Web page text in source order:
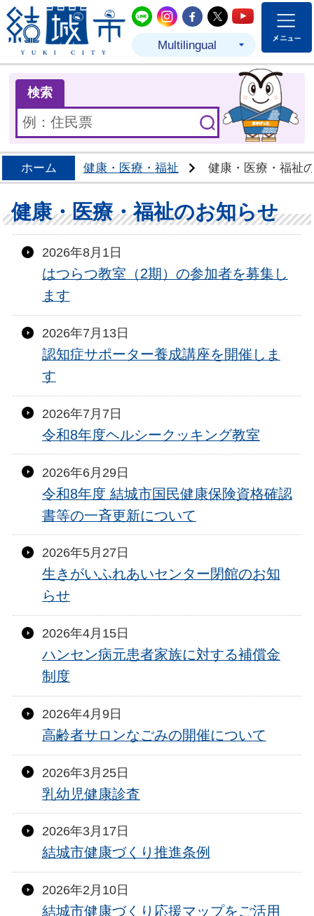
結城市公式LINE
結城市公式Instagram
結城市公式
結城市公式
結城市
Multilingual
検索
ホーム 健康・医療・福祉 健康・医療・福祉
健康・医療・福祉のお知らせ
2026年8月1日
はつらつ教室（2期）の参加者を募集し
ます
2026年7月13日
認知症サポーター養成講座を開催しま
す
2026年7月7日
令和8年度ヘルシークッキング教室
2026年6月29日
令和8年度 結城市国民健康保険資格確認
書等の一斉更新について
2026年5月27日
生きがいふれあいセンター閉館のお知
らせ
2026年4月15日
ハンセン病元患者家族に対する補償金
制度
2026年4月9日
高齢者サロンなごみの開催について
2026年3月25日
乳幼児健康診査
2026年3月17日
結城市健康づくり推進条例
2026年2月10日
結城市健康づくり応援マップをご活用